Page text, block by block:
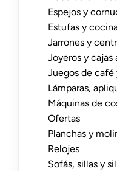
Espejos y
Estufas y
Jarrones y
Joyeros y cajas
Juegos de café
Lámparas,
Máquinas de
Ofertas
Planchas y
Relojes
Sofás, sillas y